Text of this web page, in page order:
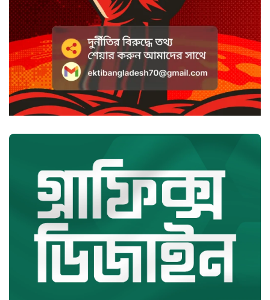
সবুজবাগে ময়লার স্তূপ থেকে তরুণীর
খণ্ডিত মাথা ও হাত উদ্ধার